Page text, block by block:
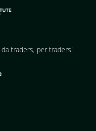
traders, per traders!